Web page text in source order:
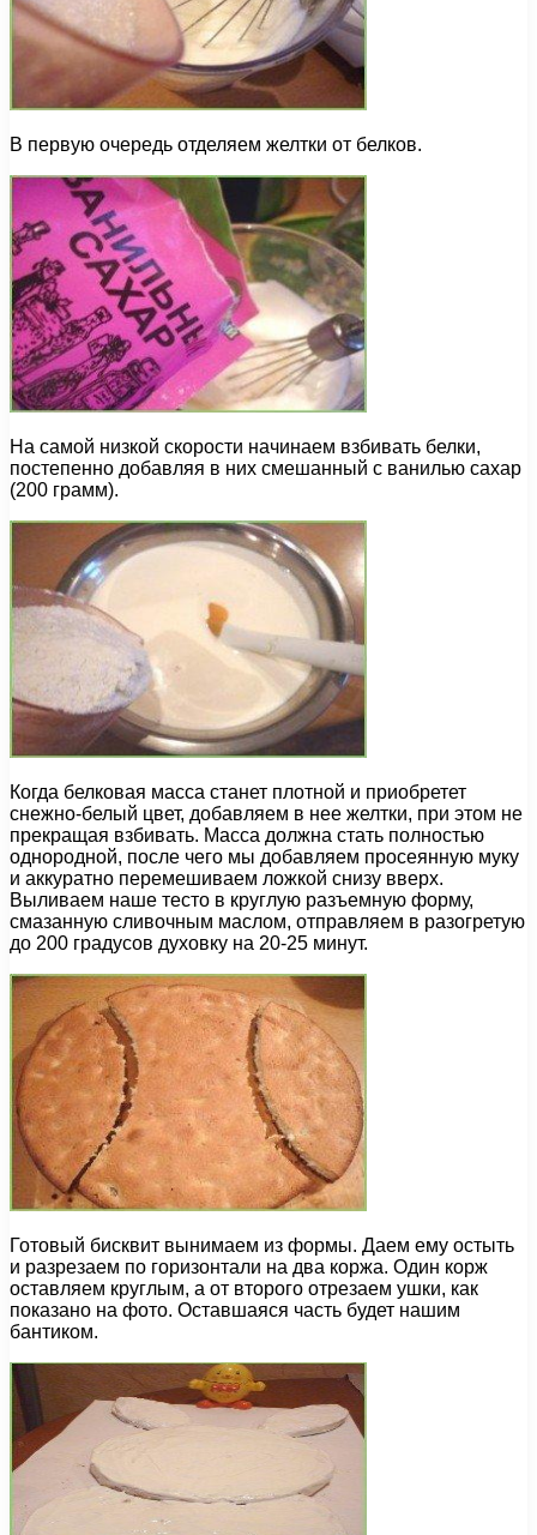
В первую очередь отделяем желтки от белков.
На самой низкой скорости начинаем взбивать белки,
постепенно добавляя в них смешанный с ванилью сахар
(200 грамм).
Когда белковая масса станет плотной и приобретет
снежно-белый цвет, добавляем в нее желтки, при этом не
прекращая взбивать. Масса должна стать полностью
однородной, после чего мы добавляем просеянную муку
и аккуратно перемешиваем ложкой снизу вверх.
Выливаем наше тесто в круглую разъемную форму,
смазанную сливочным маслом, отправляем в разогретую
до 200 градусов духовку на 20-25 минут.
Готовый бисквит вынимаем из формы. Даем ему остыть
и разрезаем по горизонтали на два коржа. Один корж
оставляем круглым, а от второго отрезаем ушки, как
показано на фото. Оставшаяся часть будет нашим
бантиком.